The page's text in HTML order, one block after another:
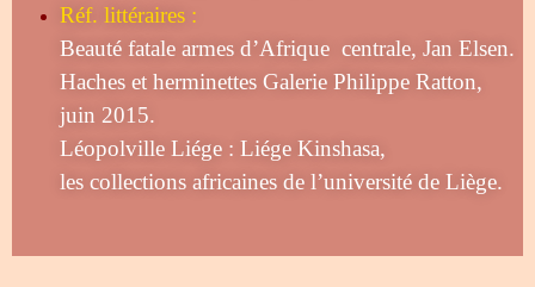
Réf. littéraires :
Beauté fatale armes d’Afrique centrale, Jan Elsen.
Haches et herminettes Galerie Philippe Ratton,
juin 2015.
Léopolville Liége : Liége Kinshasa,
les collections africaines de l’université de Liège.